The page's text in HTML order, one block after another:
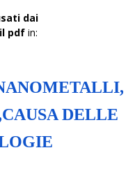
dai
pdf in:
DELLE